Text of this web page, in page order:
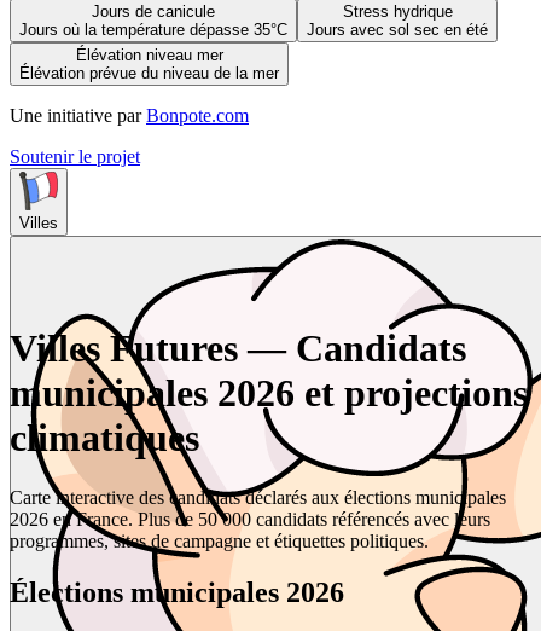
Jours de canicule
Jours où la température dépasse 35°C
Stress hydrique
Jours avec sol sec en été
Élévation niveau mer
Élévation prévue du niveau de la mer
Une initiative par Bonpote.com
Soutenir le projet
Villes
Villes Futures — Candidats
municipales 2026 et projections
climatiques
Carte interactive des candidats déclarés aux élections municipales
2026 en France. Plus de 50 000 candidats référencés avec leurs
programmes, sites de campagne et étiquettes politiques.
Élections municipales 2026